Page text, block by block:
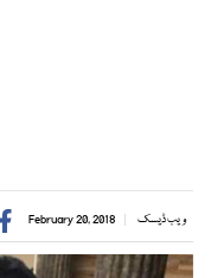
ویب ڈیسک February 20, 2018